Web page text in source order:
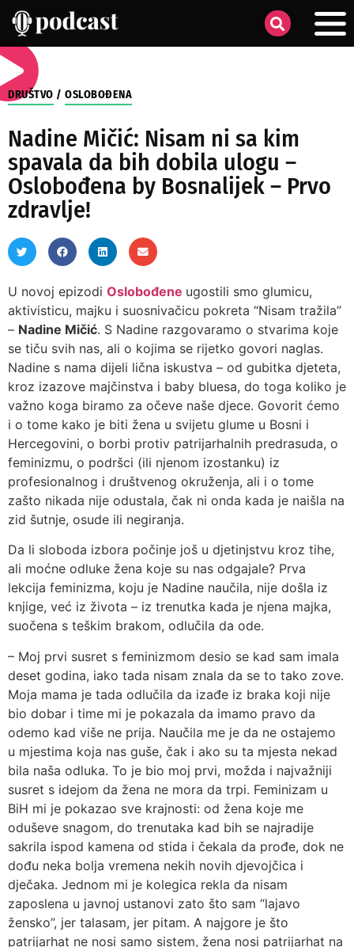
DRUŠTVO / OSLOBOĐENA
Nadine Mičić: Nisam ni sa kim
spavala da bih dobila ulogu –
Oslobođena by Bosnalijek – Prvo
zdravlje!
U novoj epizodi Oslobođene ugostili smo glumicu,
aktivisticu, majku i suosnivačicu pokreta “Nisam tražila”
– Nadine Mičić. S Nadine razgovaramo o stvarima koje
se tiču svih nas, ali o kojima se rijetko govori naglas.
Nadine s nama dijeli lična iskustva – od gubitka djeteta,
kroz izazove majčinstva i baby bluesa, do toga koliko je
važno koga biramo za očeve naše djece. Govorit ćemo
i o tome kako je biti žena u svijetu glume u Bosni i
Hercegovini, o borbi protiv patrijarhalnih predrasuda, o
feminizmu, o podršci (ili njenom izostanku) iz
profesionalnog i društvenog okruženja, ali i o tome
zašto nikada nije odustala, čak ni onda kada je naišla na
zid šutnje, osude ili negiranja.
Da li sloboda izbora počinje još u djetinjstvu kroz tihe,
ali moćne odluke žena koje su nas odgajale? Prva
lekcija feminizma, koju je Nadine naučila, nije došla iz
knjige, već iz života – iz trenutka kada je njena majka,
suočena s teškim brakom, odlučila da ode.
– Moj prvi susret s feminizmom desio se kad sam imala
deset godina, iako tada nisam znala da se to tako zove.
Moja mama je tada odlučila da izađe iz braka koji nije
bio dobar i time mi je pokazala da imamo pravo da
odemo kad više ne prija. Naučila me je da ne ostajemo
u mjestima koja nas guše, čak i ako su ta mjesta nekad
bila naša odluka. To je bio moj prvi, možda i najvažniji
susret s idejom da žena ne mora da trpi. Feminizam u
BiH mi je pokazao sve krajnosti: od žena koje me
oduševe snagom, do trenutaka kad bih se najradije
sakrila ispod kamena od stida i čekala da prođe, dok ne
dođu neka bolja vremena nekih novih djevojčica i
dječaka. Jednom mi je kolegica rekla da nisam
zaposlena u javnoj ustanovi zato što sam “lajavo
žensko”, jer talasam, jer pitam. A najgore je što
patrijarhat ne nosi samo sistem, žena nosi patrijarhat na